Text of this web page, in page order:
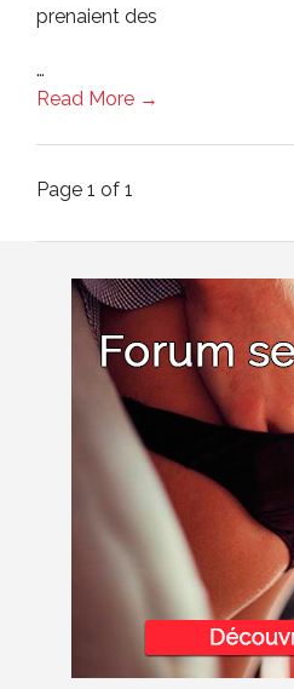
prenaient des
…
Read More →
Page 1 of 1